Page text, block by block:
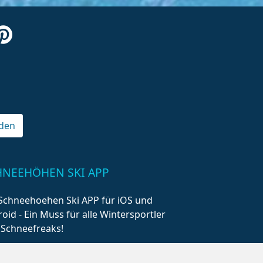
SKI APP
Ski APP für iOS und
- Ein Muss für alle Wintersportler